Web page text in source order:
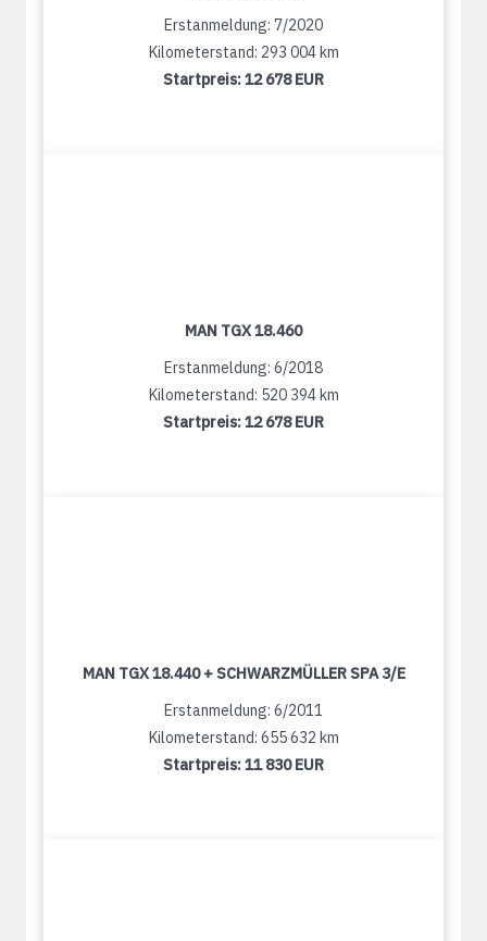
Erstanmeldung: 7/2020
Kilometerstand: 293 004 km
Startpreis:12 678 EUR
MAN TGX 18.460
Erstanmeldung: 6/2018
Kilometerstand: 520 394 km
Startpreis:12 678 EUR
MAN TGX 18.440 + SCHWARZMÜLLER SPA 3/E
Erstanmeldung: 6/2011
Kilometerstand: 655 632 km
Startpreis:11 830 EUR